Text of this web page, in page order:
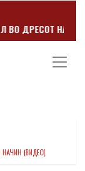
ДРЕСОТ НА
НАЧИН (ВИДЕО)